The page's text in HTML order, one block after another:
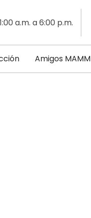
a.m. a 6:00 p.m.
Amigos MAMM